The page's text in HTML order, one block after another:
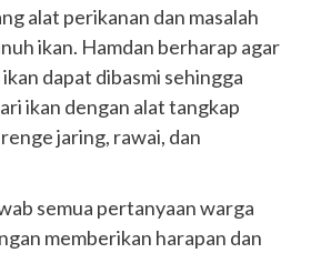
alat perikanan dan masalah
ikan. Hamdan berharap agar
dapat dibasmi sehingga
ikan dengan alat tangkap
jaring, rawai, dan
semua pertanyaan warga
memberikan harapan dan